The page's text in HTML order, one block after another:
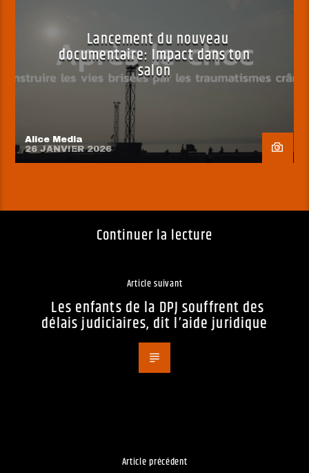
Lancement du nouveau
documentaire: Impact dans ton
salon
Alice Media
26 JANVIER 2026
Continuer la lecture
Article suivant
Les enfants de la DPJ souffrent des
délais judiciaires, dit l’aide juridique
Article précédent